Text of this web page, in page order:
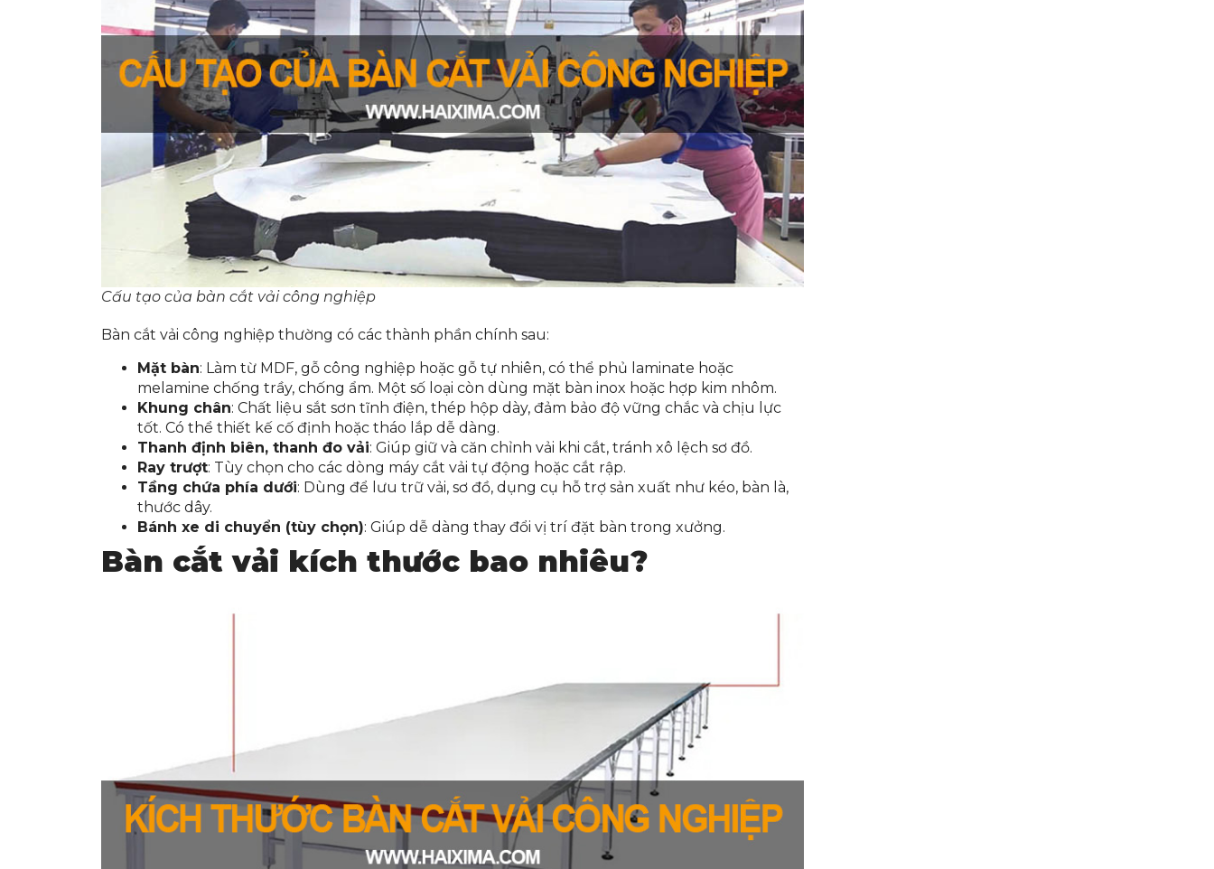
Cấu tạo của bàn cắt vải công nghiệp
Bàn cắt vải công nghiệp thường có các thành phần chính sau:
Mặt bàn: Làm từ MDF, gỗ công nghiệp hoặc gỗ tự nhiên, có thể phủ laminate hoặc
melamine chống trầy, chống ẩm. Một số loại còn dùng mặt bàn inox hoặc hợp kim nhôm.
Khung chân: Chất liệu sắt sơn tĩnh điện, thép hộp dày, đảm bảo độ vững chắc và chịu lực
tốt. Có thể thiết kế cố định hoặc tháo lắp dễ dàng.
Thanh định biên, thanh đo vải: Giúp giữ và căn chỉnh vải khi cắt, tránh xô lệch sơ đồ.
Ray trượt: Tùy chọn cho các dòng máy cắt vải tự động hoặc cắt rập.
Tầng chứa phía dưới: Dùng để lưu trữ vải, sơ đồ, dụng cụ hỗ trợ sản xuất như kéo, bàn là,
thước dây.
Bánh xe di chuyển (tùy chọn): Giúp dễ dàng thay đổi vị trí đặt bàn trong xưởng.
Bàn cắt vải kích thước bao nhiêu?